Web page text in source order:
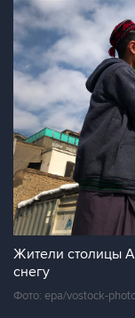
Жители столицы
снегу
Фото: epa/vostock-